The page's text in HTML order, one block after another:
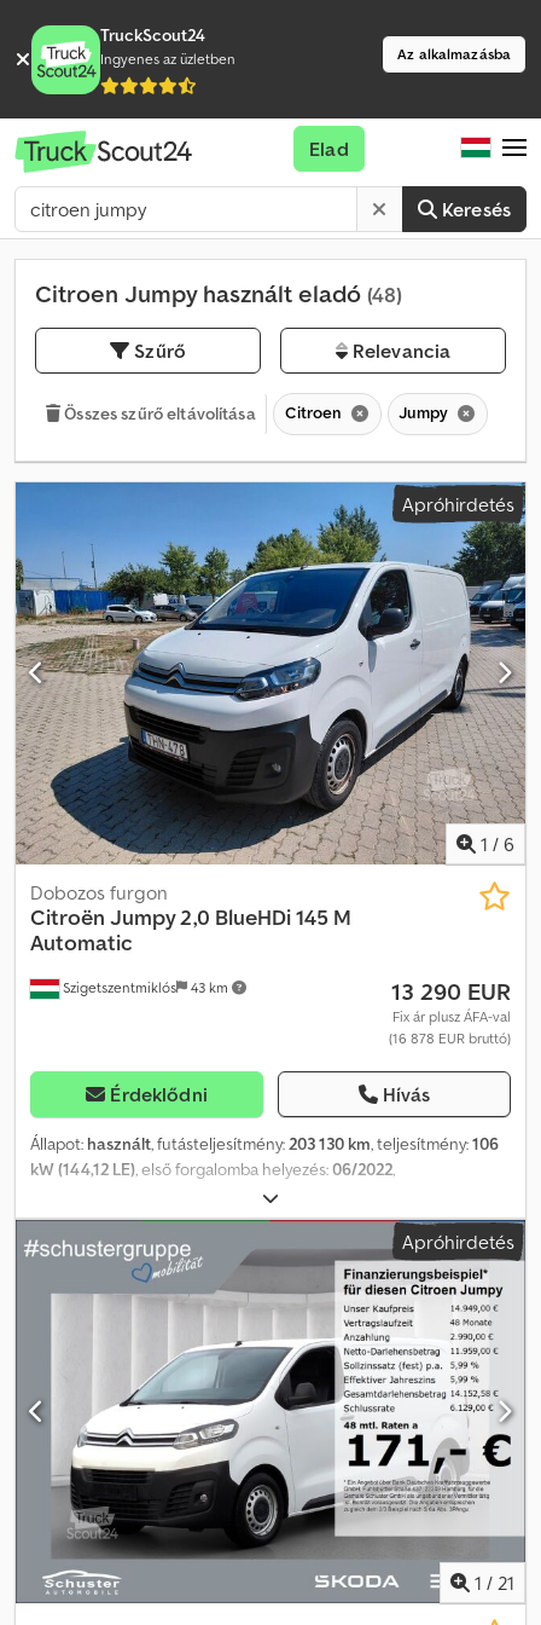
TruckScout24
Ingyenes az üzletben Az alkalmazásba
Keresés
Elad
Citroen Jumpy használt eladó (48)
Szűrő Relevancia
Összes szűrő eltávolítása Citroen Jumpy
Apróhirdetés
1 / 6
Szigetszentmiklós 43 km
Dobozos furgon
Citroën Jumpy 2,0 BlueHDi 145 M
Automatic
13 290 EUR
Fix ár plusz ÁFA-val
(16 878 EUR bruttó)
Érdeklődni Hívás
Állapot: használt, futásteljesítmény:203 130 km, teljesítmény:106
kW (144,12 LE), első forgalomba helyezés:06/2022,
, össztömeg:
hajtástípus:automata, kibocsátási osztály:Euro 6, ülések száma:3,
raktér hossza:2 485 mm , rakodótér szélesség:1 585 mm,
raktérmagasság:1 330 mm , Gyártási év:2022, Felszereltség:ABS,
elektronikus stabilitásprogram (ESP), koromszűrő, központi zár,
, Kérjük, hívjon minket a
WhatsUp/Viber alkalmazásokon is! E-mail: Dedpfx Aszqxfkjbzjwa
Különleges felszereltség: Pótkerék, mely menetkész állapotban
van További felszereltség: Légzsák a vezető- és utasoldalon,
Légzsák az utasoldalon, RCC DAB audiorendszer (rádió/CD-
lejátszó, MP3-lejátszási funkcióval), Kihangosító Bluetooth-
kapcsolattal, USB-csatlakozó, Mobil online szolgáltatások
MirrorLinkkel, TOUCH PAD 7", Külső tükrök elektromosan
állíthatóak, fűthetőek és behajthatóak, Külső tükrök elektromosan
állíthatóak és fűthetőek, mindkettő, Dupla utasülés, Fedélzeti
számítógép, Parkolási asszisztens elöl és hátul, Kipörgésgátló
(ASR), Vezetőasszisztens rendszer: Vészhelyzeti hívó- és
Apróhirdetés
1 / 21